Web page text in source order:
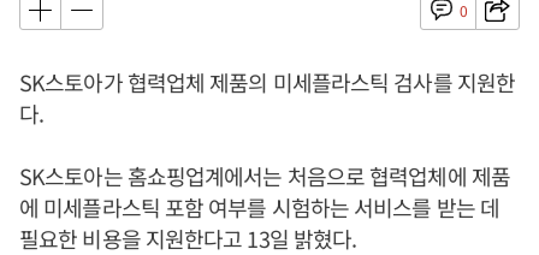
0
SK스토아가 협력업체 제품의 미세플라스틱 검사를 지원한
다.
SK스토아는 홈쇼핑업계에서는 처음으로 협력업체에 제품
에 미세플라스틱 포함 여부를 시험하는 서비스를 받는 데
필요한 비용을 지원한다고 13일 밝혔다.